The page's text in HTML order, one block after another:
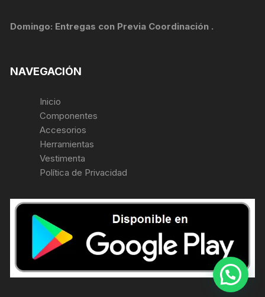
Domingo: Entregas con Previa Coordinación .
NAVEGACIÓN
Inicio
Componentes
Accesorios
Herramientas
Vestimenta
Política de Privacidad